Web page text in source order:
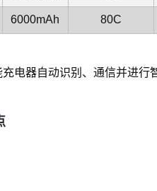
6000mAh 80C
电器自动识别、通信并进